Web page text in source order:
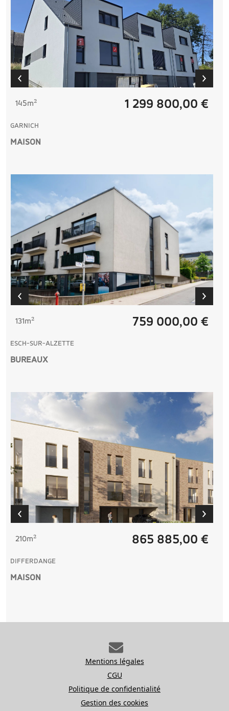
145m² 1 299 800,00 €
GARNICH
MAISON
131m² 759 000,00 €
ESCH-SUR-ALZETTE
BUREAUX
210m² 865 885,00 €
DIFFERDANGE
MAISON
Mentions légales
CGU
Politique de confidentialité
Gestion des cookies